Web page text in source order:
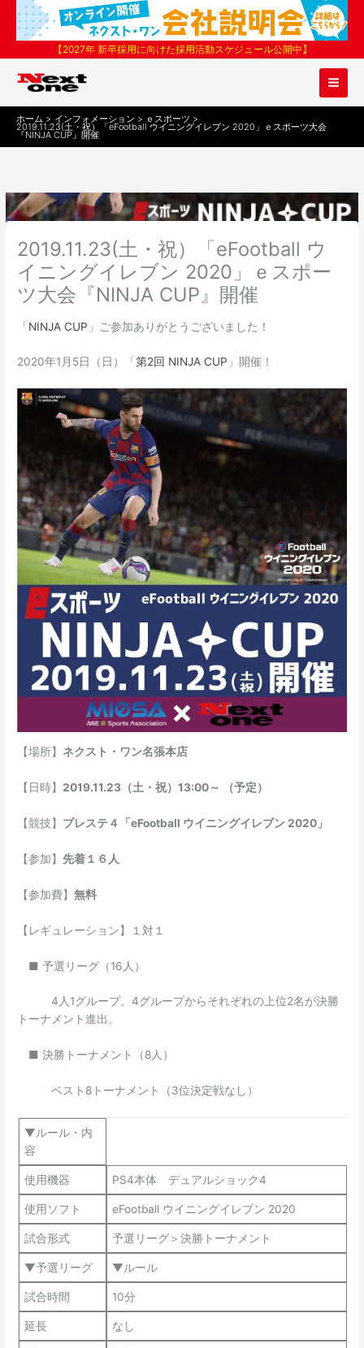
ス
【2027年 新卒採用に向けた採用活動スケジュール公開中】
ホーム インフォメーション ｅスポーツ
2019.11.23(土・祝）「eFootball ウイニングイレブン 2020」ｅスポーツ大会
『NINJA CUP』開催
2019.11.23(土・祝）「eFootball ウ
イニングイレブン 2020」ｅスポー
ツ大会『NINJA CUP』開催
「NINJA CUP 」ご参加ありがとうございました！
2020年1月5日（日）「第2回 NINJA CUP 」開催！
【場所】ネクスト・ワン名張本店
【日時】2019.11.23（土・祝）13:00～ （予定）
【競技】 プレステ４「eFootball ウイニングイレブン 2020」
【参加】 先着１６人
【参加費】無料
【レギュレーション】１対１
■ 予選リーグ（16人）
4人1グループ。4グループからそれぞれの上位2名が決勝
トーナメント進出。
■ 決勝トーナメント（8人）
ベスト8トーナメント（3位決定戦なし）
▼ルール・内
容
使用機器 PS4本体 デュアルショック4
使用ソフト eFootball ウイニングイレブン 2020
試合形式 予選リーグ＞決勝トーナメント
▼予選リーグ ▼ルール
試合時間 10分
延長 なし